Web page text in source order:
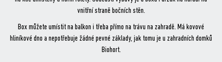
vnitřní straně bočních stěn.
Box můžete umístit na balkon i třeba přímo na trávu na zahradě. Má kovové
hliníkové dno a nepotřebuje žádné pevné základy, jak tomu je u zahradních domků
Biohort.